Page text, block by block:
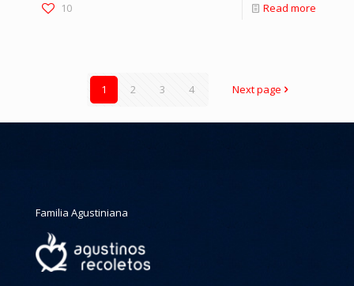
10 Read more
1 2 3 4 Next page
Familia Agustiniana